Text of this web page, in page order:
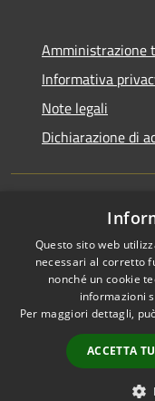
Amministrazione
Informativa
Note legali
Dichiarazione di
Accessibilità
Privacy
Mappa del sito
Cloud Office
Portale dipendenti
Questo sito web
necessari al corretto
nonché un cookie
informazioni
Per maggiori dettagli,
ACCETTA